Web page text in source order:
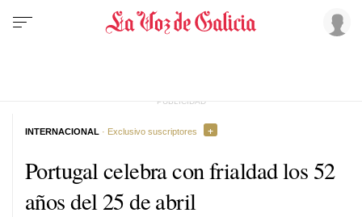
Portugal celebra con frialdad los 52
años del 25 de abril
INTERNACIONAL · Exclusivo suscriptores